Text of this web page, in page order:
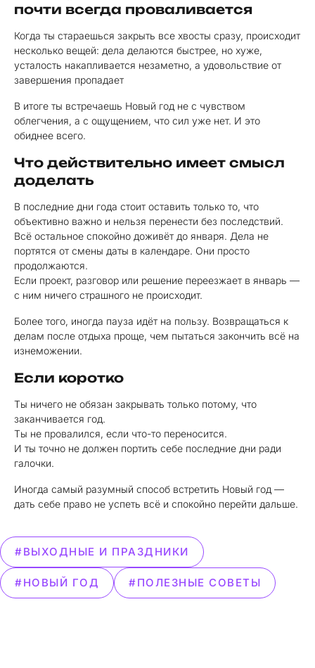
почти всегда проваливается
Когда ты стараешься закрыть все хвосты сразу, происходит
несколько вещей: дела делаются быстрее, но хуже,
усталость накапливается незаметно, а удовольствие от
завершения пропадает
В итоге ты встречаешь Новый год не с чувством
облегчения, а с ощущением, что сил уже нет. И это
обиднее всего.
Что действительно имеет смысл
доделать
В последние дни года стоит оставить только то, что
объективно важно и нельзя перенести без последствий.
Всё остальное спокойно доживёт до января. Дела не
портятся от смены даты в календаре. Они просто
продолжаются.
Если проект, разговор или решение переезжает в январь —
с ним ничего страшного не происходит.
Более того, иногда пауза идёт на пользу. Возвращаться к
делам после отдыха проще, чем пытаться закончить всё на
изнеможении.
Если коротко
Ты ничего не обязан закрывать только потому, что
заканчивается год.
Ты не провалился, если что-то переносится.
И ты точно не должен портить себе последние дни ради
галочки.
Иногда самый разумный способ встретить Новый год —
дать себе право не успеть всё и спокойно перейти дальше.
#ВЫХОДНЫЕ И ПРАЗДНИКИ
#НОВЫЙ ГОД #ПОЛЕЗНЫЕ СОВЕТЫ